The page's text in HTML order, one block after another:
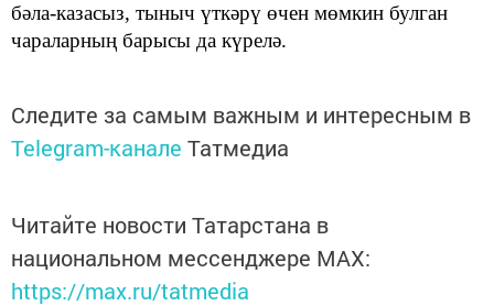
бәла-казасыз, тыныч үткәрү өчен мөмкин булган
чараларның барысы да күрелә.
Следите за самым важным и интересным в
Telegram-канале Татмедиа
Читайте новости Татарстана в
национальном мессенджере MАХ:
https://max.ru/tatmedia